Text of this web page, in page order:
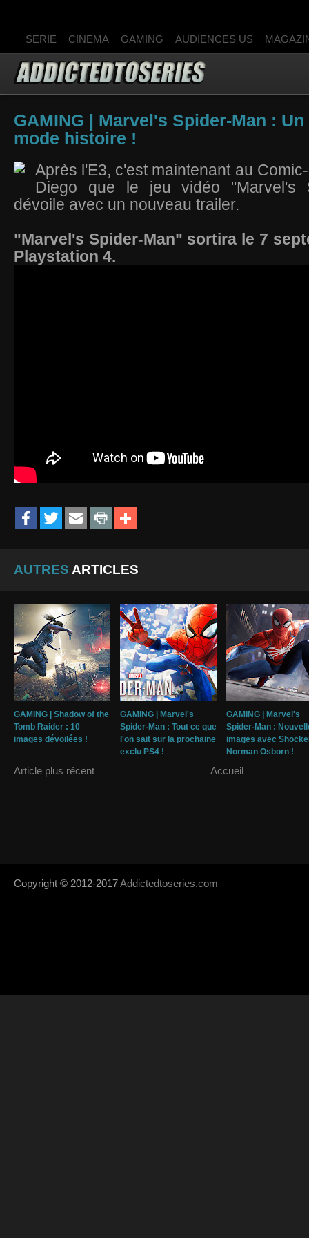
SERIE CINEMA GAMING AUDIENCES US
GAMING | Marvel's Spider-Man :
mode histoire !
Après l'E3, c'est maintenant au
Diego que le jeu vidéo "Marvel's
dévoile avec un nouveau trailer.
"Marvel's Spider-Man" sortira le 7
Playstation 4.
AUTRES ARTICLES
GAMING | Shadow of the
Tomb Raider : 10
images dévoilées !
GAMING | Marvel's
Spider-Man : Tout ce que
l'on sait sur la prochaine
exclu PS4 !
GAMING | Marvel's
Spider-Man :
images avec
Norman Osborn !
Article plus récent Accueil
Copyright © 2012-2017Addictedtoseries.com